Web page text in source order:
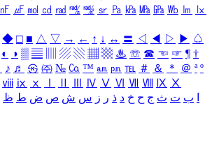
㎋ ㎌ ㏖ ㏅ ㎭ ㎮ ㎯ ㏛ ㎩ ㎪ ㎫ ㎬ ㏝ ㏐
㏓
◆ □ ■ △ ▽ → ← ↑ ↓ ↔ 〓 ◁ ◀ ▷ ▶ ♤
◐ ◑ ▒ ▤ ▨ ▧ ▦ ▩ ♨ ☏ ☎ ☜ ☞ ¶ †
♪ ♬ ㉿ ㈜ № ㏇ ™ ㏂ ㏘ ℡ ＃ ＆ ＊ ＠ ª º
ⅷ ⅸ ⅹ Ⅳ Ⅴ Ⅵ Ⅶ Ⅷ Ⅸ Ⅹ
ب ت ث ج ح خ د ذ ر ز س ش ص ض ط ظ